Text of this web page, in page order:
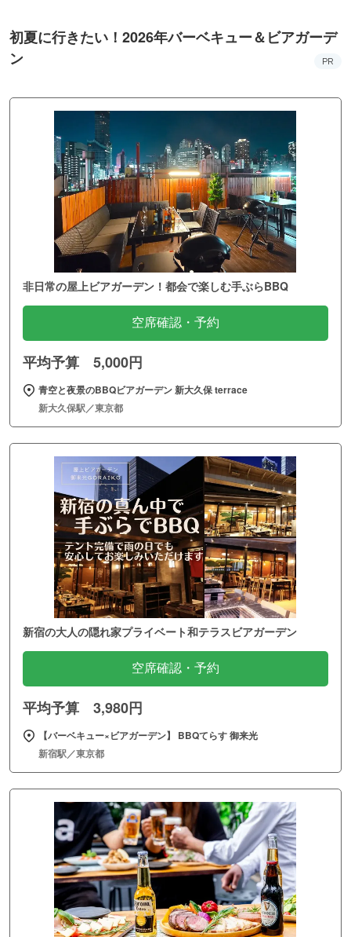
初夏に行きたい！2026年バーベキュー＆ビアガーデ
ン
PR
非日常の屋上ビアガーデン！都会で楽しむ手ぶらBBQ
空席確認・予約
平均予算 5,000円
青空と夜景のBBQビアガーデン 新大久保 terrace
新大久保駅／東京都
新宿の大人の隠れ家プライベート和テラスビアガーデン
空席確認・予約
平均予算 3,980円
【バーベキュー×ビアガーデン】 BBQてらす 御来光
新宿駅／東京都